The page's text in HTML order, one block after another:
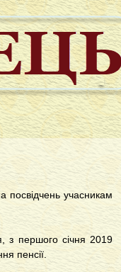
посвідчень учасникам
з першого січня 2019
пенсії.